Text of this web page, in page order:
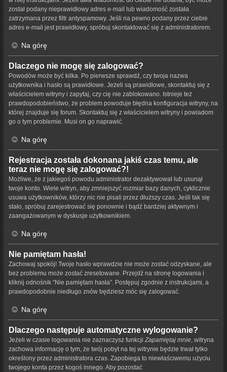
został podany nieprawidłowy adres e-mail lub wiadomość została
zatrzymana przez filtr antyspamowy. Jeśli na pewno podany przez ciebie
adres e-mail jest prawidłowy, spróbuj skontaktować się z administratorem.
Na górę
Dlaczego nie mogę się zalogować?
Powodów może być kilka. Po pierwsze sprawdź, czy twoja nazwa
użytkownika i hasło są prawidłowe. Jeżeli są prawidłowe, skontaktuj się z
właścicielem witryny i zapytaj, czy cię nie zablokowano. Istnieje też
prawdopodobieństwo, że problem powoduje błędna konfiguracja witryny, na
której znajduje się forum. Skontaktuj się z właścicielem witryny i powiadom
go o tym problemie. Musi on go naprawić.
Na górę
Rejestracja została dokonana jakiś czas temu, ale
teraz nie mogę się zalogować?!
Możliwe, że z jakiegoś powodu administrator dezaktywował lub usunął
twoje konto. Wiele witryn, aby zmniejszyć rozmiar bazy danych, cyklicznie
usuwa użytkowników, którzy nic nie pisali przez dłuższy czas. Jeśli tak się
stało, spróbuj zarejestrować się ponownie i bądź bardziej aktywnym i
zaangażowanym w dyskusje użytkownikiem.
Na górę
Nie pamiętam hasła!
Zachowaj spokój! Twoje hasło wprawdzie nie może zostać odzyskane, ale
bez problemu może zostać zresetowane. Przejdź na stronę logowania i
kliknij odnośnik “Nie pamiętam hasła”. Postępuj zgodnie z instrukcjami, a
prawdopodobnie niedługo znów będziesz móc się zalogować.
Na górę
Dlaczego następuje automatyczne wylogowanie?
Jeżeli w czasie logowania nie zaznaczysz funkcji Zapamiętaj mnie, witryna
zachowa informację o tym, że twój pobyt na tej witrynie będzie trwał tylko
określony przez administratora czas. Zapobiega to niewłaściwemu użyciu
twojego konta przez kogoś innego. Aby pozostać